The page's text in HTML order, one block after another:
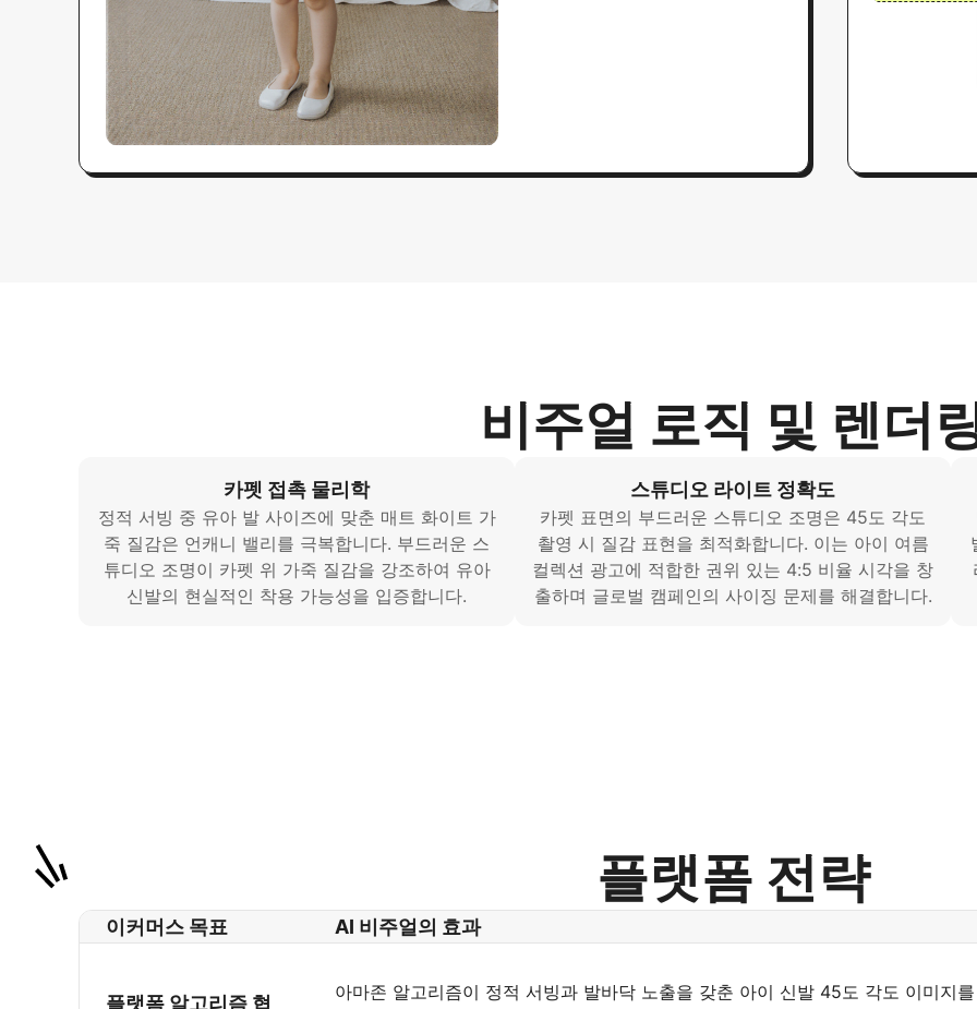
비주얼 로직 및 렌더
카펫 접촉 물리학
정적 서빙 중 유아 발 사이즈에 맞춘 매트 화이트 가
죽 질감은 언캐니 밸리를 극복합니다. 부드러운 스
튜디오 조명이 카펫 위 가죽 질감을 강조하여 유아
신발의 현실적인 착용 가능성을 입증합니다.
스튜디오 라이트 정확도
카펫 표면의 부드러운 스튜디오 조명은 45도 각도
촬영 시 질감 표현을 최적화합니다. 이는 아이 여름
컬렉션 광고에 적합한 권위 있는 4:5 비율 시각을 창
출하며 글로벌 캠페인의 사이징 문제를 해결합니다.
플랫폼 전략
이커머스 목표 AI 비주얼의 효과
플랫폼 알고리즘 협
아마존 알고리즘이 정적 서빙과 발바닥 노출을 갖춘 아이 신발 45도 각도 이미지